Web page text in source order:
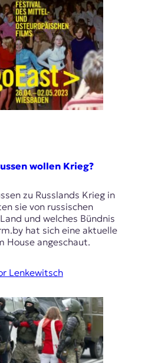
wollen Krieg?
zu Russlands Krieg in
sie von russischen
und welches Bündnis
hat sich eine aktuelle
House angeschaut.
Lenkewitsch